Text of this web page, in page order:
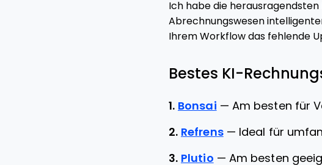
Ich habe die
Abrechnungswesen
Ihrem Workflow das fehlende
Bestes KI-
1. Bonsai — Am besten für
2. Refrens — Ideal für
3. Plutio — Am besten